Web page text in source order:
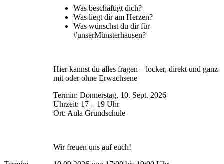
Was beschäftigt dich?
Was liegt dir am Herzen?
Was wünschst du dir für
#unserMünsterhausen?
Hier kannst du alles fragen – locker, direkt und ganz
mit oder ohne Erwachsene
Termin: Donnerstag, 10. Sept. 2026
Uhrzeit: 17 – 19 Uhr
Ort: Aula Grundschule
Wir freuen uns auf euch!